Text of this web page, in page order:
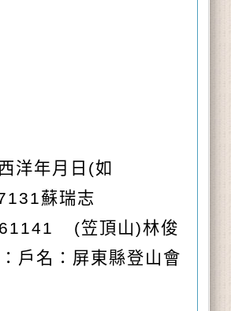
洋年月日(如
蘇瑞志
(笠頂山)林俊
戶名：屏東縣登山會